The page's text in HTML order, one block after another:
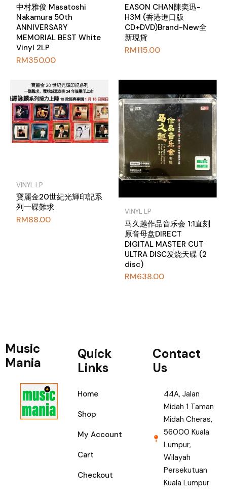
中村雅俊 Masatoshi
Nakamura 50th
ANNIVERSARY
MEMORIAL BEST White
Vinyl 2LP
RM350.00
EASON CHAN陳奕迅-
H3M (香港進口版
CD+DVD)Brand-New全
新現貨
RM115.00
VINYL LP
寶麗金20世紀光輝印記系
列一碟難求
RM88.00
VINYL LP
马久越作品音乐会 1:1直刻
原音母盘DIRECT
DIGITAL MASTER CUT
ULTRA DISC发烧天碟 (2
disc)
RM638.00
Music
Mania
Quick
Links
Home
Shop
My Account
Cart
Checkout
Contact
Us
44A, Jalan
Midah 1 Taman
Midah Cheras,
56000 Kuala
Lumpur,
Wilayah
Persekutuan
Kuala Lumpur